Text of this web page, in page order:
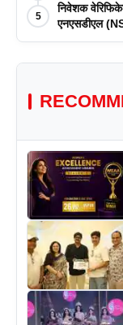
5
निवेशक
एनएसडीएल